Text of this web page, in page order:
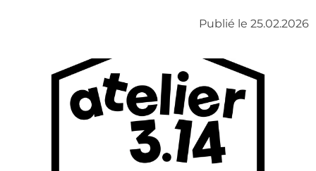
Publié le 25.02.2026